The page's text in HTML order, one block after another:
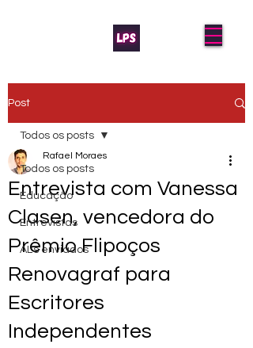
Post
Todos os posts
Educação
Entrevistas
AL's enviados
Todos os posts
Entrevista com Vanessa
Clasen, vencedora do
Prêmio Flipoços
Renovagraf para
Escritores
Independentes
Rafael Moraes